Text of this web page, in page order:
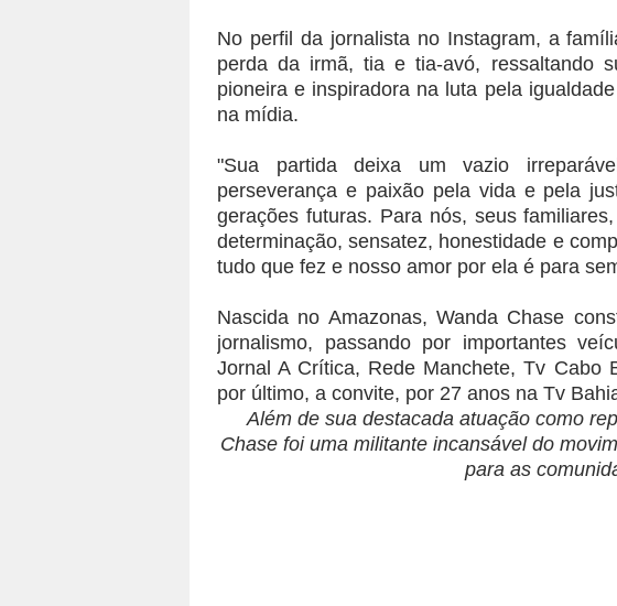
No perfil da jornalista no Instagram, a
perda da irmã, tia e tia-avó, ressaltando
pioneira e inspiradora na luta pela
na mídia.
"Sua partida deixa um vazio
perseverança e paixão pela vida e pela
gerações futuras. Para nós, seus
determinação, sensatez, honestidade e
tudo que fez e nosso amor por ela é para
Nascida no Amazonas, Wanda Chase
jornalismo, passando por importantes
Jornal A Crítica, Rede Manchete, Tv Cabo
por último, a convite, por 27 anos na Tv
Além de sua destacada atuação como
Chase foi uma militante incansável do
para as